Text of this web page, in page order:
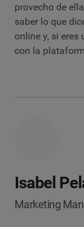
provecho de
saber lo que
online y, si eres
con la
Isabel
Marketing